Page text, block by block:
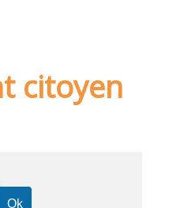
citoyen